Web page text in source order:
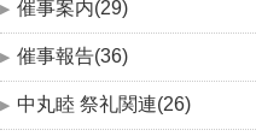
催事案内(29)
催事報告(36)
中丸睦 祭礼関連(26)